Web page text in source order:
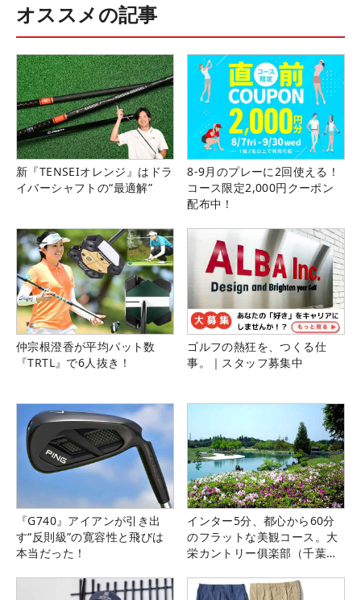
オススメの記事
新『TENSEIオレンジ』はドラ
イバーシャフトの“最適解”
8-9月のプレーに2回使える！
コース限定2,000円クーポン
配布中！
仲宗根澄香が平均パット数
『TRTL』で6人抜き！
ゴルフの熱狂を、つくる仕
事。｜スタッフ募集中
『G740』アイアンが引き出
す“反則級”の寛容性と飛びは
本当だった！
インター5分、都心から60分
のフラットな美観コース。大
栄カントリー俱楽部（千葉